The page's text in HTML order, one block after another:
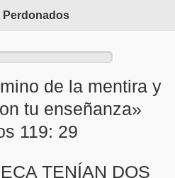
Perdonados
de la mentira y
tu enseñanza»
119: 29
TENÍAN DOS